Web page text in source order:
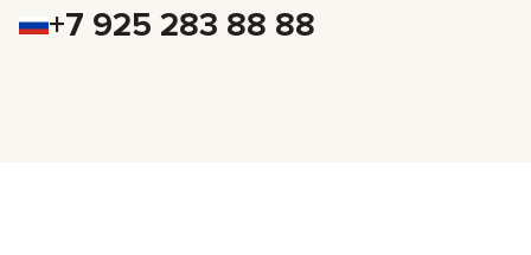
+7 925 283 88 88